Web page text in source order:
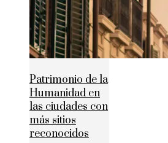
Patrimonio de la
Humanidad en
las ciudades con
más sitios
reconocidos